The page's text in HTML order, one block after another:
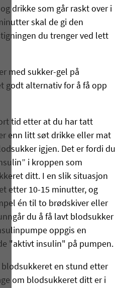
drikke som går raskt over i
skal de gi den
du trenger ved lett
med sukker-gel på
godt alternativ for å få opp
tid etter at du har tatt
enn litt søt drikke eller mat
igjen. Det er fordi du
i kroppen som
ditt. I en slik situasjon
etter 10-15 minutter, og
én til to brødskiver eller
du å få lavt blodsukker
oppgis en
"aktivt insulin" på pumpen.
en stund etter
om blodsukkeret ditt er i